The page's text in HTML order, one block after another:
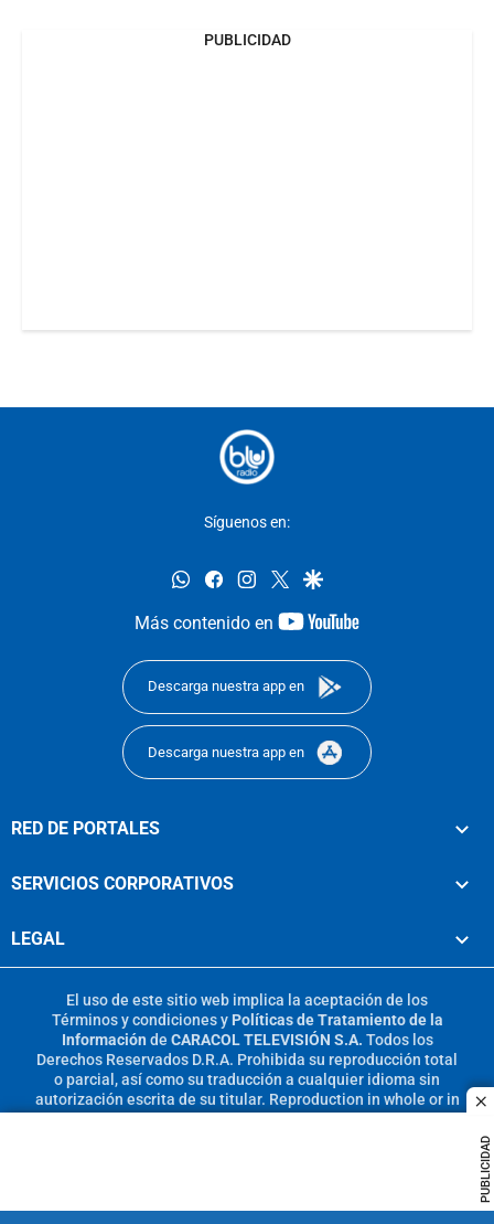
PUBLICIDAD
PUBLICIDAD
Síguenos en:
whatsappfacebookinstagram
twittergoogle
Más contenido en
youtube-
Descarga nuestra app en
Descarga nuestra app en
RED DE PORTALES
SERVICIOS CORPORATIVOS
LEGAL
El uso de este sitio web implica la aceptación de los
Términos y condicionesy Políticas de Tratamiento de la
Información de CARACOL TELEVISIÓN S.A. Todos los
Derechos Reservados D.R.A. Prohibida su reproducción total
o parcial, así como su traducción a cualquier idioma sin
autorización escrita de su titular. Reproduction in whole or in